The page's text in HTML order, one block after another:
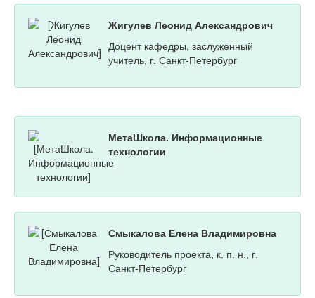
Жигулев Леонид Александрович
Доцент кафедры, заслуженный
учитель, г. Санкт-Петербург
МетаШкола. Информационные
технологии
Смыкалова Елена Владимировна
Руководитель проекта, к. п. н., г.
Санкт-Петербург